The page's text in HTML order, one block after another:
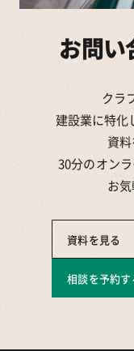
お問
クラ
建設業に特化
資
30分のオン
お
資料を見る
相談を予約す